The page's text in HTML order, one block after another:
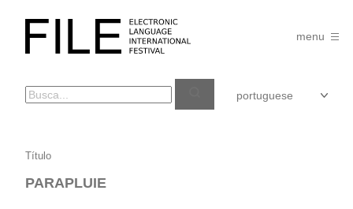
FILE
FESTIVAL
menu
PARAPLUIE
Título
PARAPLUIE